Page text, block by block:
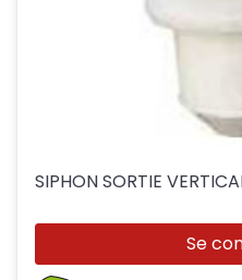
SIPHON SORTIE
Se